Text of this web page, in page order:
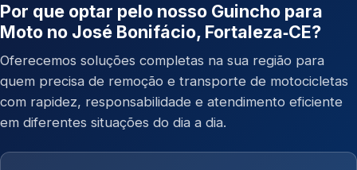
Por que optar pelo nosso Guincho para
Moto no José Bonifácio, Fortaleza‑CE?
Oferecemos soluções completas na sua região para
quem precisa de remoção e transporte de motocicletas
com rapidez, responsabilidade e atendimento eficiente
em diferentes situações do dia a dia.